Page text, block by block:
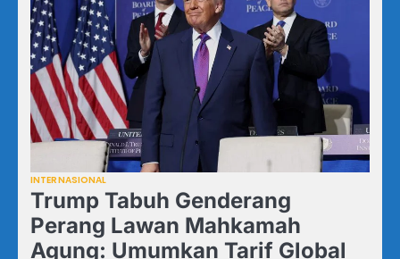
INTERNASIONAL
Trump Tabuh Genderang
Perang Lawan Mahkamah
Agung: Umumkan Tarif Global